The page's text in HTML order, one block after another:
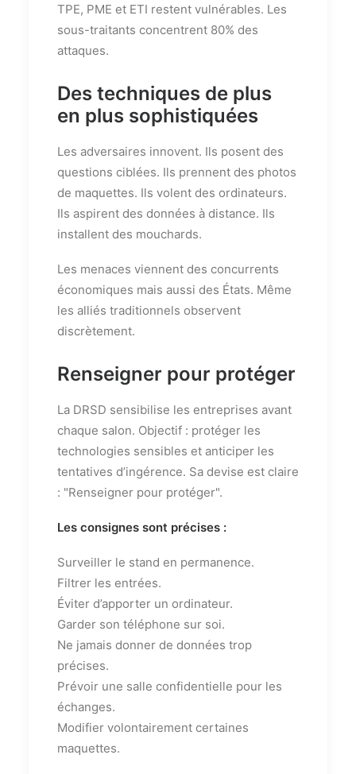
TPE, PME et ETI restent vulnérables. Les
sous-traitants concentrent 80% des
attaques.
Des techniques de plus
en plus sophistiquées
Les adversaires innovent. Ils posent des
questions ciblées. Ils prennent des photos
de maquettes. Ils volent des ordinateurs.
Ils aspirent des données à distance. Ils
installent des mouchards.
Les menaces viennent des concurrents
économiques mais aussi des États. Même
les alliés traditionnels observent
discrètement.
Renseigner pour protéger
La DRSD sensibilise les entreprises avant
chaque salon. Objectif : protéger les
technologies sensibles et anticiper les
tentatives d’ingérence. Sa devise est claire
: "Renseigner pour protéger".
Les consignes sont précises :
Surveiller le stand en permanence.
Filtrer les entrées.
Éviter d’apporter un ordinateur.
Garder son téléphone sur soi.
Ne jamais donner de données trop
précises.
Prévoir une salle confidentielle pour les
échanges.
Modifier volontairement certaines
maquettes.